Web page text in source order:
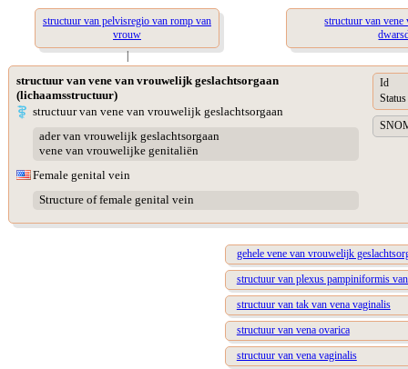
structuur van pelvisregio van romp van
vrouw
structuur van vene
|
structuur van vene van vrouwelijk geslachtsorgaan
(lichaamsstructuur)
structuur van vene van vrouwelijk geslachtsorgaan
ader van vrouwelijk geslachtsorgaan
vene van vrouwelijke genitaliën
Female genital vein
Structure of female genital vein
Id
Status
gehele vene van vrouwelijk
structuur van plexus pampiniformis
structuur van tak van vena vaginalis
structuur van vena ovarica
structuur van vena vaginalis